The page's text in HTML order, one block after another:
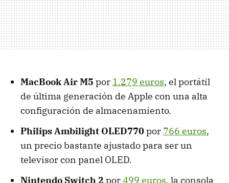
MacBook Air M5 por 1.279 euros, el portátil
de última generación de Apple con una alta
configuración de almacenamiento.
Philips Ambilight OLED770por 766 euros,
un precio bastante ajustado para ser un
televisor con panel OLED.
Nintendo Switch 2 por499 euros, la consola